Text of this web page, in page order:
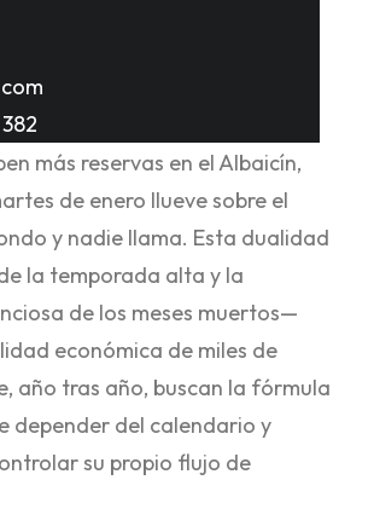
en la provincia, la
cada comensal es feroz. El
lo sabe bien: en Semana
más reservas en el Albaicín,
de enero llueve sobre el
y nadie llama. Esta dualidad
la temporada alta y la
de los meses muertos—
económica de miles de
año tras año, buscan la fórmula
depender del calendario y
su propio flujo de